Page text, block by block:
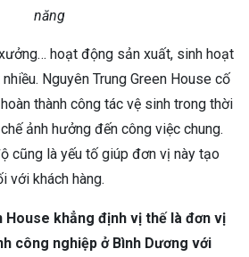
năng
hoạt động sản xuất, sinh hoạt
Nguyên Trung Green House cố
thành công tác vệ sinh trong thời
ảnh hưởng đến công việc chung.
cũng là yếu tố giúp đơn vị này tạo
với khách hàng.
House khẳng định vị thế là đơn vị
công nghiệp ở Bình Dương với